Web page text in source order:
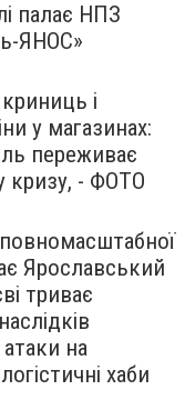
палає НПЗ
ЯНОС»
і
у магазинах:
переживає
кризу, - ФОТО
Ярославський
триває
атаки на
хаби